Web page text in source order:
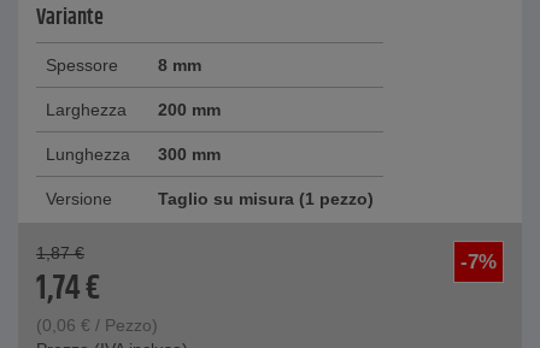
Variante
Spessore 8 mm
Larghezza 200 mm
Lunghezza 300 mm
Versione Taglio su misura (1 pezzo)
-7%
1,87 €
1,74€
(0,06 € / Pezzo)